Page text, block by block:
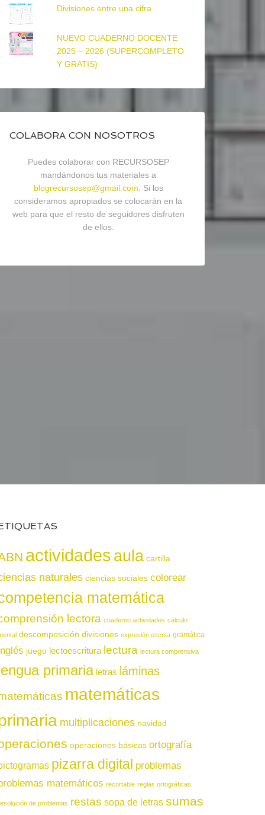
Divisiones entre una cifra
NUEVO CUADERNO DOCENTE
2025 – 2026 (SUPERCOMPLETO
Y GRATIS)
COLABORA CON NOSOTROS
Puedes colaborar con RECURSOSEP
mandándonos tus materiales a
blogrecursosep@gmail.com . Si los
consideramos apropiados se colocarán en la
web para que el resto de seguidores disfruten
de ellos.
actividadesaula cartilla
naturales ciencias sociales colorear
matemática
lectora cuaderno actividades cálculo
descomposición divisiones expresión escrita gramática
juego lectoescritura lectura lectura comprensiva
primaria letras láminas
matemáticas
multiplicaciones navidad
operaciones básicas ortografía
pizarra digital problemas
matemáticos recortable reglas ortográficas
de problemas restas sopa de letras sumas